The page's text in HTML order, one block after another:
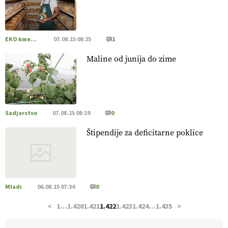
hrane, ampak tudi način njene pridelave
https://t.co/bKGeI4ZcNi @EUAgri #imcap #cap #blog
https://t.co/2sllAmcKwG
[EKOloško = LOGIČNO
Kakovostna ekološka semena in
prilagojene sorte
VEČ
https://t.co/OQSsax7l8V @EUAgri #IMCAP #CAP
https://t.co/PAL0zlhVia
https://t.co/xp1oihBDaJ
EKO kmetijstvo 07.08.15 08:25 1
Maline od junija do zime
Sadjarstvo 07.08.15 08:19 0
Štipendije za deficitarne poklice
Mladi 06.08.15 07:34 0
< 1…1.4201.4211.4221.4231.424…1.435 >